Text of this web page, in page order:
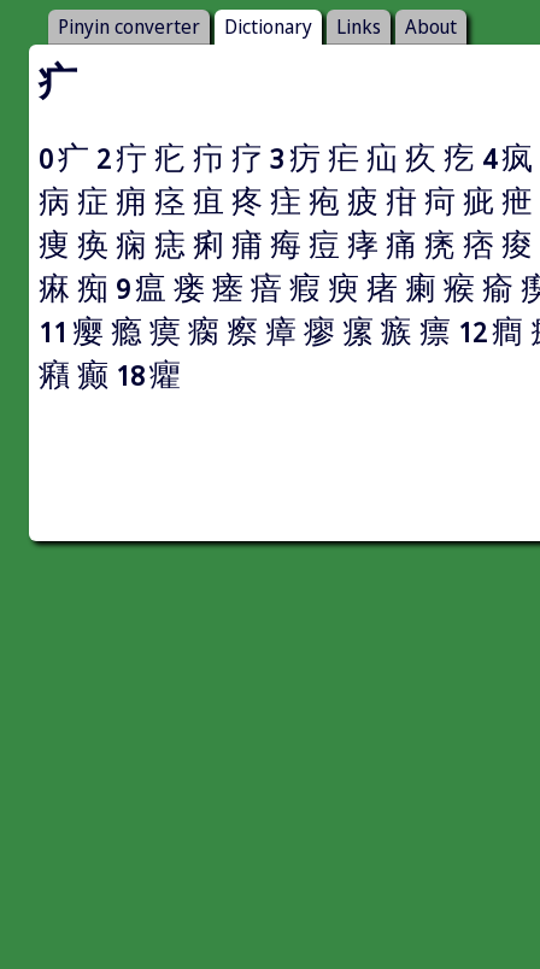
Pinyin converter Dictionary Links About
疒
0疒 2疔 疕 疖 疗 3疠 疟疝 疚 疙 4疯
病 症 痈 痉 疽 疼 疰 疱 疲 疳疴 疵 疶
痩 痪 痫 痣痢 痡 痗 痘 痚 痛 痜 痞 痠
痳 痴 9瘟 瘘 瘗 瘖 瘕 瘐 瘏 瘌 瘊 瘉
11 瘿 瘾 瘼 瘸 瘵 瘴 瘳 瘰 瘯 瘭 12癎
癪 癫 18癯